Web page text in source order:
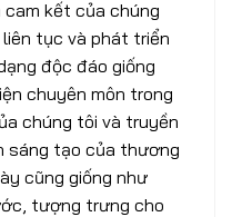
cam kết của chúng
tục và phát triển
độc đáo giống
chuyên môn trong
chúng tôi và truyền
sáng tạo của thương
cũng giống như
tượng trưng cho